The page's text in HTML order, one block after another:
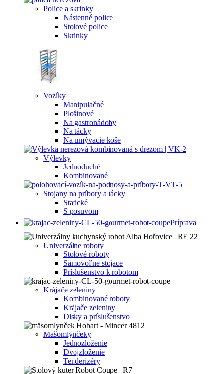
Police a skrinky
Nástenné police
Stolové police
Skrinky
Vozíky
Manipulačné
Plošinové
Na gastronádoby
Na tácky
Na umývacie koše
Výlevky
Jednoduché
Kombinované
Stojany na príbory a tácky
Statické
S posuvom
Príprava
Univerzálne roboty
Stolové roboty
Samovoľne stojace
Príslušenstvo k robotom
Krájače zeleniny
Kombinované roboty
Krájače zeleniny
Disky a príslušenstvo
Mäšomlynčeky
Jednozloženie
Dvojzloženie
Tenderizéry